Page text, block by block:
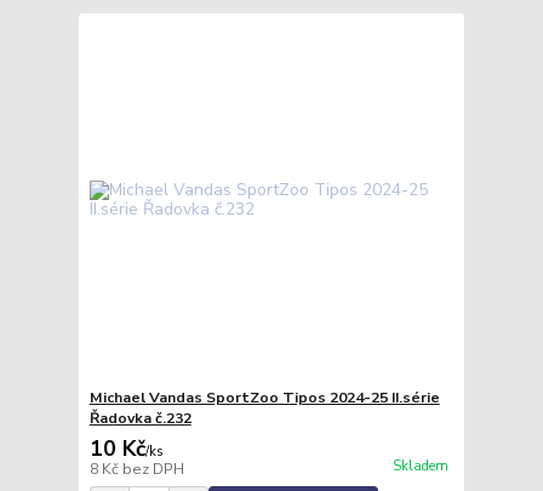
Michael Vandas SportZoo Tipos 2024-25 II.série
Řadovka č.232
10 Kč/ks
8 Kč bez DPH Skladem